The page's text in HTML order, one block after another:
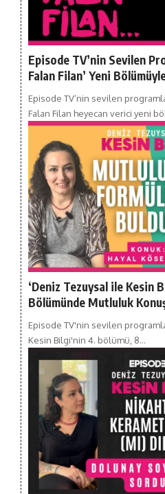
Episode TV’nin Sevilen
Falan Filan’ Yeni
Episode TV’nin sevilen
Falan Filan heyecan verici yeni
‘Deniz Tezuysal ile Kesin
Bölümünde Mutluluk
Episode TV'nin sevilen
Kesin Bilgi'nin 4. bölümü, 8…